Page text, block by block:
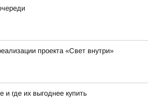
проекта «Свет внутри»
где их выгоднее купить